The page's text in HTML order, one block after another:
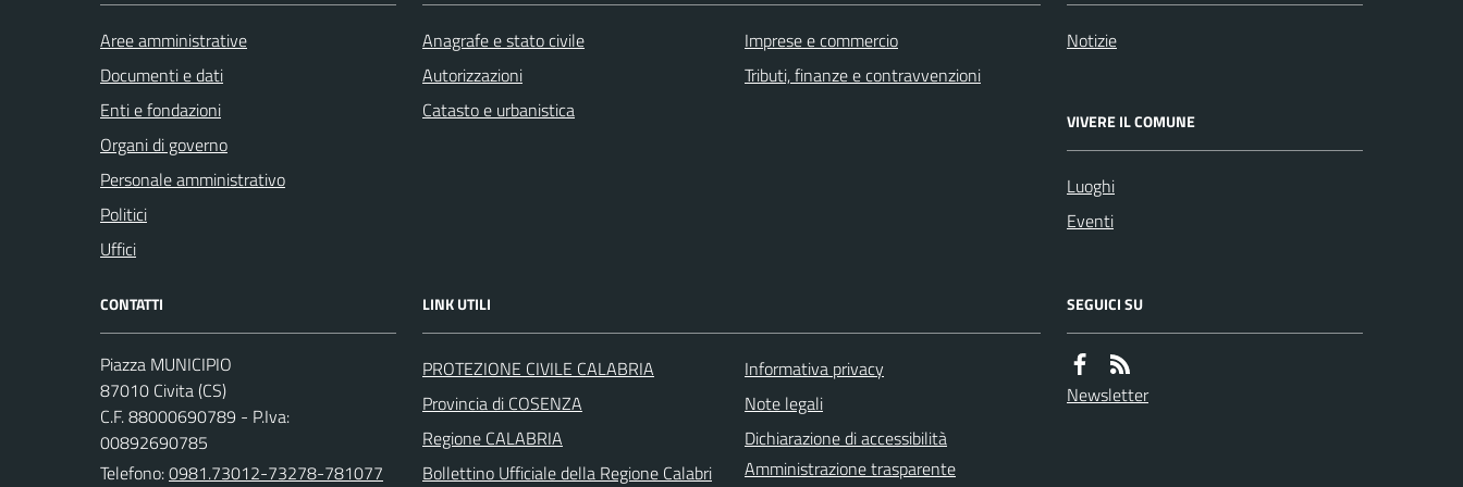
Aree amministrative
Documenti e dati
Enti e fondazioni
Organi di governo
Personale amministrativo
Politici
Uffici
Anagrafe e stato civile
Autorizzazioni
Catasto e urbanistica
Imprese e commercio
Tributi, finanze e contravvenzioni
Notizie
VIVERE IL COMUNE
Luoghi
Eventi
CONTATTI
Piazza MUNICIPIO
87010 Civita (CS)
C.F. 88000690789 - P.Iva:
00892690785
Telefono:0981.73012-73278-781077
LINK UTILI
PROTEZIONE CIVILE CALABRIA
Provincia di COSENZA
Regione CALABRIA
Bollettino Ufficiale della Regione Calabri
Informativa privacy
Note legali
Dichiarazione di accessibilità
Amministrazione trasparente
SEGUICI SU
Newsletter